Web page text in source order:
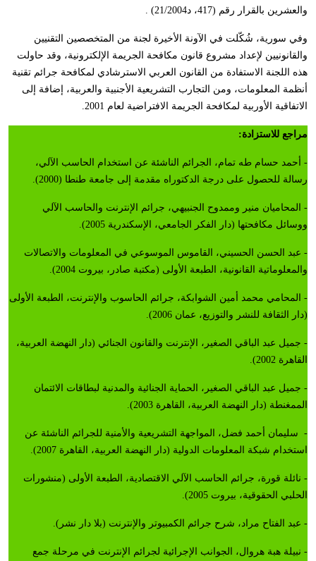
والعشرين بالقرار رقم (417، د21/2004) .
وفي سورية، شُكّلت في الآونة الأخيرة لجنة من المتخصصين التقنيين
والقانونيين لإعداد مشروع قانون مكافحة الجريمة الإلكترونية، وقد حاولت
هذه اللجنة الاستفادة من القانون العربي الاسترشادي لمكافحة جرائم تقنية
أنظمة المعلومات، ومن التجارب التشريعية الأجنبية والعربية، إضافة إلى
الاتفاقية الأوربية لمكافحة الجريمة الافتراضية لعام 2001.
مراجع للاستزادة:
- أحمد حسام طه تمام، الجرائم الناشئة عن استخدام الحاسب الآلي،
رسالة للحصول على درجة الدكتوراه مقدمة إلى جامعة طنطا (2000).
- المحاميان منير وممدوح الجنبيهي، جرائم الإنترنت والحاسب الآلي
ووسائل مكافحتها (دار الفكر الجامعي، الإسكندرية 2005).
- عبد الحسن الحسيني، القاموس الموسوعي في المعلومات والاتصالات
والمعلوماتية القانونية، الطبعة الأولى (مكتبة صادر، بيروت 2004).
- المحامي محمد أمين الشوابكة، جرائم الحاسوب والإنترنت، الطبعة الأولى
(دار الثقافة للنشر والتوزيع، عمان 2006).
- جميل عبد الباقي الصغير، الإنترنت والقانون الجنائي (دار النهضة العربية،
القاهرة 2002).
- جميل عبد الباقي الصغير، الحماية الجنائية والمدنية لبطاقات الائتمان
الممغنطة (دار النهضة العربية، القاهرة 2003).
- سليمان أحمد فضل، المواجهة التشريعية والأمنية للجرائم الناشئة عن
استخدام شبكة المعلومات الدولية (دار النهضة العربية، القاهرة 2007).
- نائلة قورة، جرائم الحاسب الآلي الاقتصادية، الطبعة الأولى (منشورات
الحلبي الحقوقية، بيروت 2005).
- عبد الفتاح مراد، شرح جرائم الكمبيوتر والإنترنت (بلا دار نشر).
- نبيلة هبة هروال، الجوانب الإجرائية لجرائم الإنترنت في مرحلة جمع